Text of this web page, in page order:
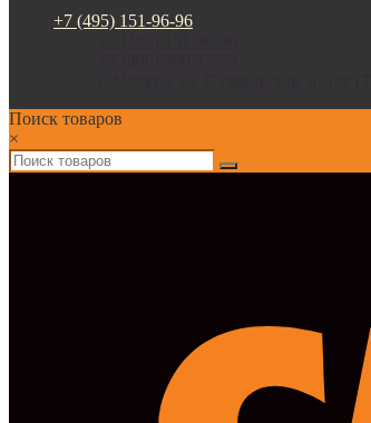
+7 (495) 151-96-96
Поиск товаров
×